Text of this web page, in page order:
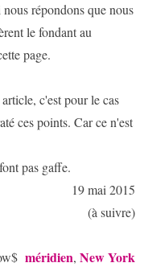
répondons que nous
le fondant au
page.
c'est pour le cas
ces points. Car ce n'est
pas gaffe.
19 mai 2015
(à suivre)
méridien, New York